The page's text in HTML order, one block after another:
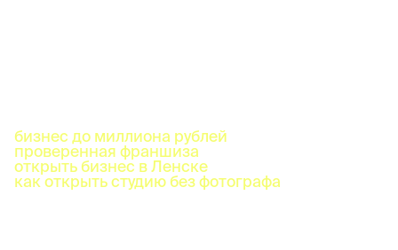
бизнес до миллиона рублей
проверенная франшиза
открыть бизнес в Ленске
как открыть студию без фотографа